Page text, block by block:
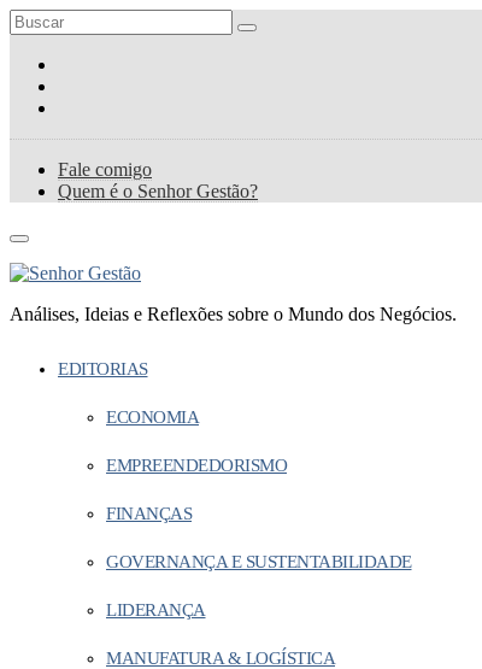
Fale comigo
Quem é o Senhor Gestão?
Análises, Ideias e Reflexões sobre o Mundo dos Negócios.
EDITORIAS
ECONOMIA
EMPREENDEDORISMO
FINANÇAS
GOVERNANÇA E SUSTENTABILIDADE
LIDERANÇA
MANUFATURA & LOGÍSTICA